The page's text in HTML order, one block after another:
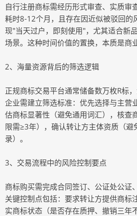
自行注册商标需经历形式审查、实质审
耗时8-12个月，且存在因近似被驳回的
现"当天过户，即刻使用"，尤其适合新
场景。这种时间价值的置换，本质是商
2、海量资源背后的筛选逻辑
正规商标交易平台通常储备数万枚R标
企业需建立筛选标准：优先选择与主营
估商标显著性（避免通用词汇），核查
限需≥3年），确认转让方主体资质（避
录）。
3、交易流程中的风险控制要点
商标购买需完成合同签订、公证处公证
关键控制点包括：要求转让方提供商标
实商标状态（是否存在质押、撤销三年